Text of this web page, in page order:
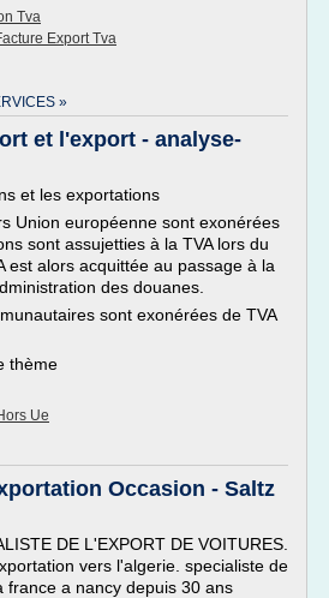
Tva
Export Tva
»
et l'export - analyse-
et les exportations
Union européenne sont exonérées
sont assujetties à la TVA lors du
est alors acquittée au passage à la
des douanes.
sont exonérées de TVA
thème
Ue
Occasion - Saltz
DE L'EXPORT DE VOITURES.
vers l'algerie. specialiste de
france a nancy depuis 30 ans